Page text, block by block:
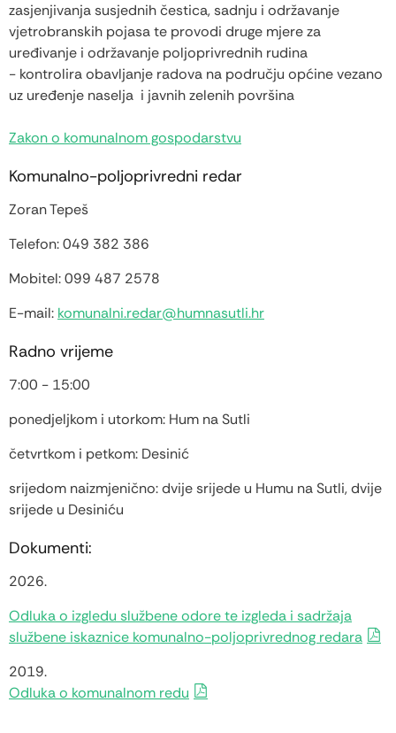
zasjenjivanja susjednih čestica, sadnju i održavanje
vjetrobranskih pojasa te provodi druge mjere za
uređivanje i održavanje poljoprivrednih rudina
- kontrolira obavljanje radova na području općine vezano
uz uređenje naselja i javnih zelenih površina
Zakon o komunalnom gospodarstvu
Komunalno-poljoprivredni redar
Zoran Tepeš
Telefon: 049 382 386
Mobitel: 099 487 2578
E-mail: komunalni.redar@humnasutli.hr
Radno vrijeme
7:00 - 15:00
ponedjeljkom i utorkom: Hum na Sutli
četvrtkom i petkom: Desinić
srijedom naizmjenično: dvije srijede u Humu na Sutli, dvije
srijede u Desiniću
Dokumenti:
2026.
Odluka o izgledu službene odore te izgleda i sadržaja
službene iskaznice komunalno-poljoprivrednog redara
2019.
Odluka o komunalnom redu